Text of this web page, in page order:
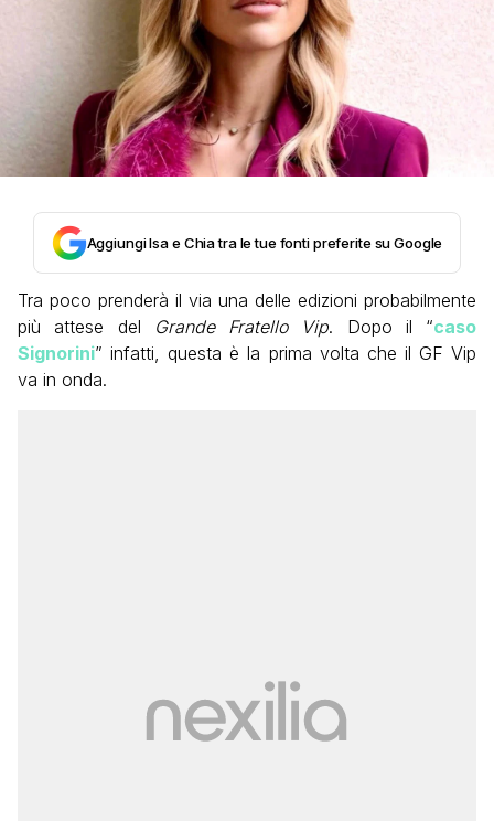
Aggiungi Isa e Chia tra le tue fonti preferite su Google
Tra poco prenderà il via una delle edizioni probabilmente
più attese del
Grande Fratello Vip. Dopo il “caso
Signorini” infatti, questa è la prima volta che il GF Vip
va in onda.